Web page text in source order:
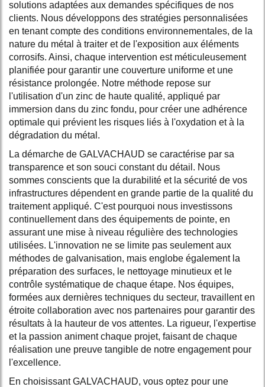
solutions adaptées aux demandes spécifiques de nos
clients. Nous développons des stratégies personnalisées
en tenant compte des conditions environnementales, de la
nature du métal à traiter et de l'exposition aux éléments
corrosifs. Ainsi, chaque intervention est méticuleusement
planifiée pour garantir une couverture uniforme et une
résistance prolongée. Notre méthode repose sur
l'utilisation d'un zinc de haute qualité, appliqué par
immersion dans du zinc fondu, pour créer une adhérence
optimale qui prévient les risques liés à l'oxydation et à la
dégradation du métal.
La démarche de GALVACHAUD se caractérise par sa
transparence et son souci constant du détail. Nous
sommes conscients que la durabilité et la sécurité de vos
infrastructures dépendent en grande partie de la qualité du
traitement appliqué. C'est pourquoi nous investissons
continuellement dans des équipements de pointe, en
assurant une mise à niveau régulière des technologies
utilisées. L'innovation ne se limite pas seulement aux
méthodes de galvanisation, mais englobe également la
préparation des surfaces, le nettoyage minutieux et le
contrôle systématique de chaque étape. Nos équipes,
formées aux dernières techniques du secteur, travaillent en
étroite collaboration avec nos partenaires pour garantir des
résultats à la hauteur de vos attentes. La rigueur, l'expertise
et la passion animent chaque projet, faisant de chaque
réalisation une preuve tangible de notre engagement pour
l'excellence.
En choisissant GALVACHAUD, vous optez pour une